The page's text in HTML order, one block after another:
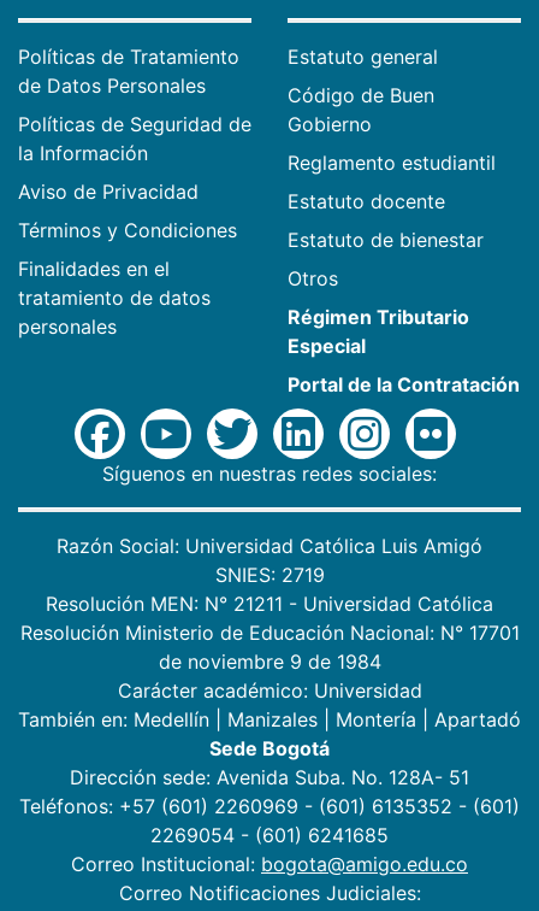
Políticas de Tratamiento
de Datos Personales
Políticas de Seguridad de
la Información
Aviso de Privacidad
Términos y Condiciones
Finalidades en el
tratamiento de datos
personales
Estatuto general
Código de Buen
Gobierno
Reglamento estudiantil
Estatuto docente
Estatuto de bienestar
Otros
Régimen Tributario
Especial
Portal de la Contratación
Síguenos en nuestras redes sociales:
Razón Social: Universidad Católica Luis Amigó
SNIES: 2719
Resolución MEN: N° 21211 - Universidad Católica
Resolución Ministerio de Educación Nacional: N° 17701
de noviembre 9 de 1984
Carácter académico: Universidad
También en: Medellín Manizales Montería
Apartadó
Sede Bogotá
Dirección sede: Avenida Suba. No. 128A- 51
Teléfonos: +57 (601) 2260969 - (601) 6135352 - (601)
2269054 - (601) 6241685
Correo Institucional: bogota@amigo.edu.co
Correo Notificaciones Judiciales: